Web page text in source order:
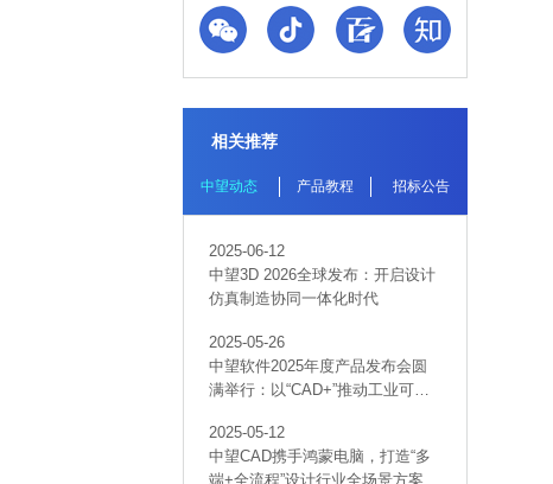
相关推荐
中望动态 产品教程 招标公告
2025-06-12
中望3D 2026全球发布：开启设计
仿真制造协同一体化时代
2025-05-26
中望软件2025年度产品发布会圆
满举行：以“CAD+”推动工业可持
2025-05-12
中望CAD携手鸿蒙电脑，打造“多
端+全流程”设计行业全场景方案